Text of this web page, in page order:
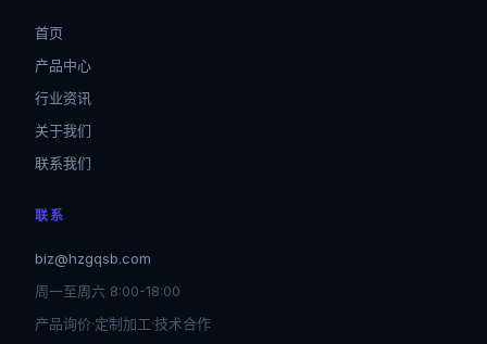
首页
产品中心
行业资讯
关于我们
联系我们
联系
biz@hzgqsb.com
周一至周六 8:00-18:00
产品询价·定制加工·技术合作